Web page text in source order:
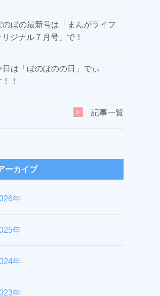
のぼの最新号は「まんがライフ
リジナル７月号」で！
日は「ぼのぼのの日」でぃ
！
記事一覧
ーカイブ
年
年
年
年